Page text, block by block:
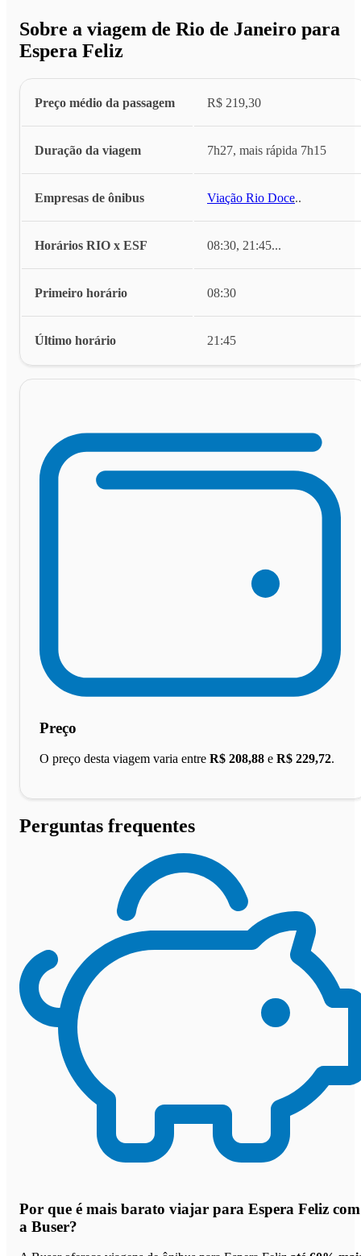
Sobre a viagem de Rio de Janeiro para
Espera Feliz
Preço médio da passagem R$ 219,30
Duração da viagem 7h27, mais rápida 7h15
Empresas de ônibus Viação Rio Doce...
Horários RIO x ESF 08:30, 21:45...
Primeiro horário 08:30
Último horário 21:45
Preço
O preço desta viagem varia entre R$ 208,88 e R$ 229,72.
Perguntas frequentes
Por que é mais barato viajar para Espera Feliz com
a Buser?